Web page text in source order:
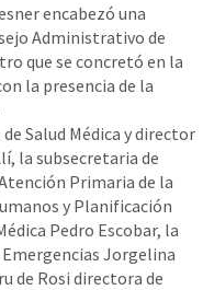
encabezó una
Administrativo de
que se concretó en la
la presencia de la
Salud Médica y director
la subsecretaria de
Primaria de la
y Planificación
Pedro Escobar, la
Jorgelina
de Rosi directora de